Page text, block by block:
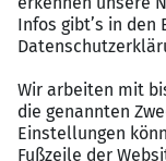
Interesse